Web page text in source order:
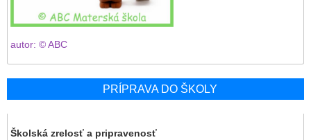
autor: © ABC
PRÍPRAVA DO ŠKOLY
Školská zrelosť a pripravenosť